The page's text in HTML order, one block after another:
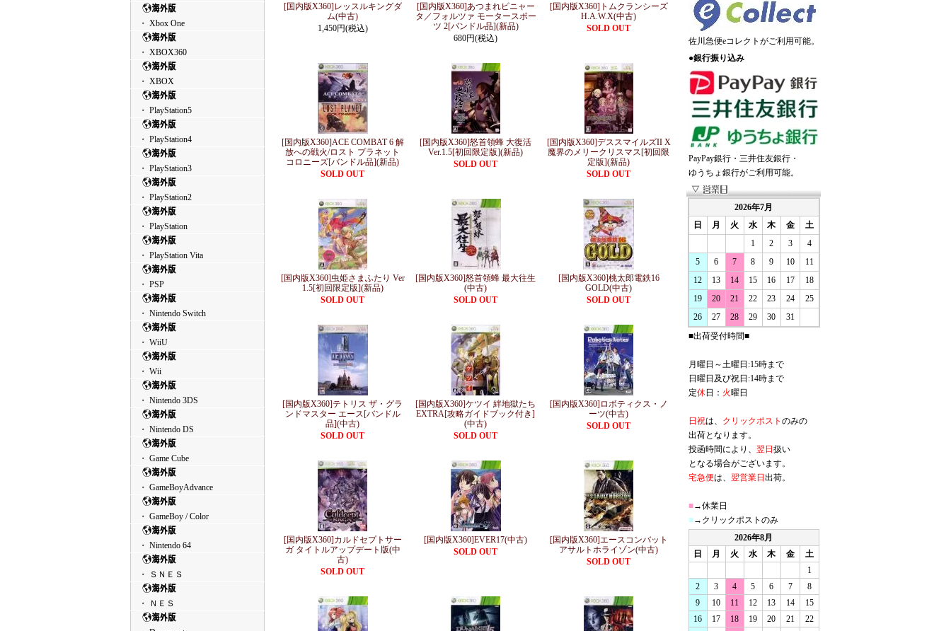
・ Xbox One
・ XBOX360
・ XBOX
・ PlayStation5
・ PlayStation4
・ PlayStation3
・ PlayStation2
・ PlayStation
・ PlayStation Vita
・ PSP
・ Nintendo Switch
・ WiiU
・ Wii
・ Nintendo 3DS
・ Nintendo DS
・ Game Cube
・ GameBoyAdvance
・ GameBoy / Color
・ Nintendo 64
・ ＳＮＥＳ
・ ＮＥＳ
[国内版X360]レッスルキングダ
ム(中古)
1,450円(税込)
[国内版X360]あつまれピニャー
タ／フォルツァ モータースポー
ツ 2[バンドル品](新品)
680円(税込)
[国内版X360]トムクランシーズ
H.A.W.X(中古)
SOLD OUT
[国内版X360]ACE COMBAT 6 解
放への戦火/ロスト プラネット
コロニーズ[バンドル品](新品)
SOLD OUT
[国内版X360]怒首領蜂 大復活
Ver.1.5[初回限定版](新品)
SOLD OUT
[国内版X360]デススマイルズII X
魔界のメリークリスマス[初回限
定版](新品)
SOLD OUT
[国内版X360]虫姫さまふたり Ver
1.5[初回限定版](新品)
SOLD OUT
[国内版X360]怒首領蜂 最大往生
(中古)
SOLD OUT
[国内版X360]桃太郎電鉄16
GOLD(中古)
SOLD OUT
[国内版X360]テトリス ザ・グラ
ンドマスター エース[バンドル
品](中古)
SOLD OUT
[国内版X360]ケツイ 絆地獄たち
EXTRA[攻略ガイドブック付き]
(中古)
SOLD OUT
[国内版X360]ロボティクス・ノ
ーツ(中古)
SOLD OUT
[国内版X360]カルドセプトサー
ガ タイトルアップデート版(中
古)
SOLD OUT
[国内版X360]EVER17(中古)
SOLD OUT
[国内版X360]エースコンバット
アサルトホライゾン(中古)
SOLD OUT
佐川急便eコレクトがご利用可能。
●銀行振り込み
PayPay銀行・三井住友銀行・
ゆうちょ銀行がご利用可能。
2026年7月
日
月 火 水 木 金
土
1
2 3
4
5
6 7 8 9 10
11
12
13 14 15 16 17
18
19
20 21 22 23 24
25
26
27 28 29 30
31
■出荷受付時間■
月曜日～土曜日:15時まで
日曜日及び祝日:14時まで
定休日： 火曜日
日祝は、 クリックポスト のみの
出荷となります。
投函時間により、 翌日 扱い
となる場合がございます。
宅急便は、 翌営業日 出荷。
■→休業日
■→クリックポストのみ
2026年8月
日
月 火 水 木 金
土
1
2
3 4 5 6 7
8
9
10 11 12 13 14
15
16
17 18 19 20 21
22